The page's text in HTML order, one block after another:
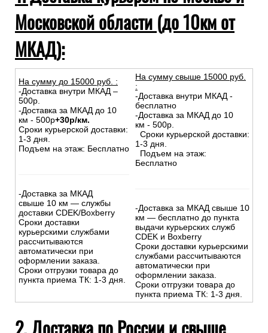
Московской области (до 10км от
МКАД):
На сумму до 15000 руб. :
-Доставка внутри МКАД –
500р.
-Доставка за МКАД до 10
км - 500р+30р/км.
Сроки курьерской доставки:
1-3 дня.
Подъем на этаж: Бесплатно
-Доставка за МКАД
свыше 10 км — службы
доставки CDEK/Boxberry
Сроки доставки
курьерскими службами
рассчитываются
автоматически при
оформлении заказа.
Сроки отгрузки товара до
пункта приема ТК: 1-3 дня.
На сумму свыше 15000 руб.
:
-Доставка внутри МКАД -
бесплатно
-Доставка за МКАД до 10
км - 500р.
Сроки курьерской доставки:
1-3 дня.
Подъем на этаж:
Бесплатно
-Доставка за МКАД свыше 10
км — бесплатно до пункта
выдачи курьерских служб
CDEK и Boxberry
Сроки доставки курьерскими
службами рассчитываются
автоматически при
оформлении заказа.
Сроки отгрузки товара до
пункта приема ТК: 1-3 дня.